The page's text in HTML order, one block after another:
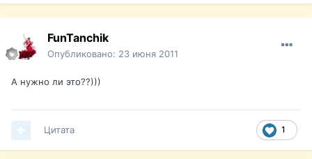
FunTanchik
Опубликовано: 23 июня 2011
А нужно ли это??)))
1
Цитата